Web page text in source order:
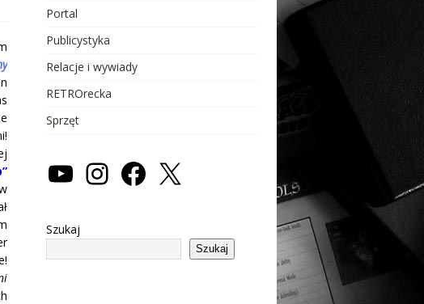
Portal
Publicystyka
Relacje i wywiady
RETROrecka
Sprzęt
Szukaj
Szukaj